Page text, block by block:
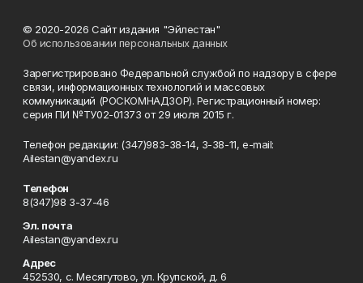
© 2020-2026 Сайт издания "Эйлестан"
Об использовании персональных данных
Зарегистрировано Федеральной службой по надзору в сфере
связи, информационных технологий и массовых
коммуникаций (РОСКОМНАДЗОР). Регистрационный номер:
серия ПИ №ТУ02-01373 от 29 июля 2015 г.
Телефон редакции: (347)983-38-14, 3-38-11, e-mail:
Ailestan@yandex.ru
Телефон
8(347)98 3-37-46
Эл. почта
Ailestan@yandex.ru
Адрес
452530, с. Месягутово, ул. Крупской, д. 6